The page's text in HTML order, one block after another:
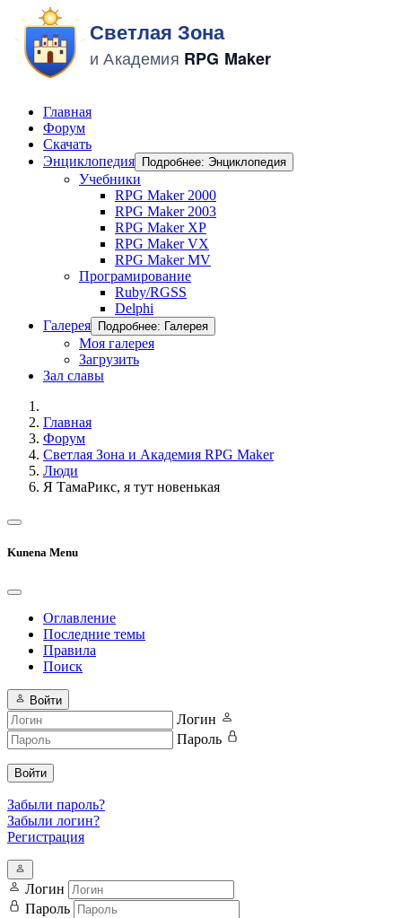
Главная
Форум
Скачать
Энциклопедия
Подробнее: Энциклопедия
Учебники
RPG Maker 2000
RPG Maker 2003
RPG Maker XP
RPG Maker VX
RPG Maker MV
Програмирование
Ruby/RGSS
Delphi
Галерея
Подробнее: Галерея
Моя галерея
Загрузить
Зал славы
Главная
Форум
Светлая Зона и Академия RPG Maker
Люди
Я ТамаРикс, я тут новенькая
Kunena Menu
Оглавление
Последние темы
Правила
Поиск
Войти
Логин
Пароль
Войти
Забыли пароль?
Забыли логин?
Регистрация
Логин
Пароль